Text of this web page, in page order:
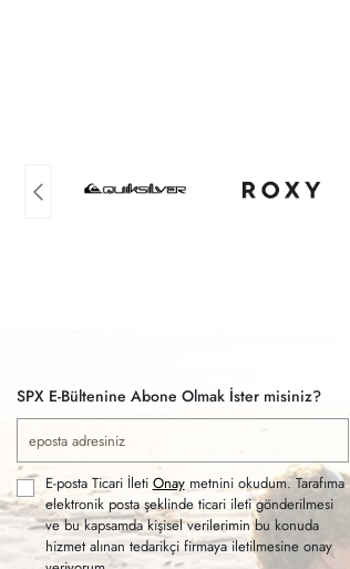
SPX E-Bültenine Abone Olmak İster misiniz?
E-posta Ticari İleti Onaymetnini okudum. Tarafıma
elektronik posta şeklinde ticari ileti gönderilmesi
ve bu kapsamda kişisel verilerimin bu konuda
hizmet alınan tedarikçi firmaya iletilmesine onay